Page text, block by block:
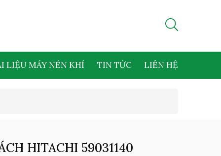
LIỆU MÁY NÉN KHÍ TIN TỨC LIÊN HỆ
HITACHI 59031140